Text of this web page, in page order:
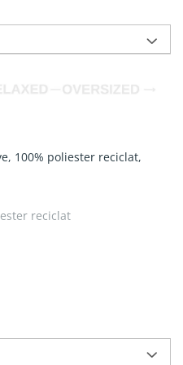
100% poliester reciclat,
reciclat
partea frontală centrală,